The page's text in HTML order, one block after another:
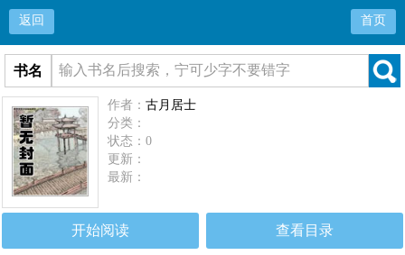
返回 首页
书名
作者：古月居士
分类：
状态：0
更新：
最新：
开始阅读 查看目录